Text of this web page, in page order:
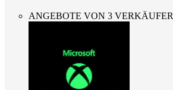
ANGEBOTE VON 3 VERKÄUFER